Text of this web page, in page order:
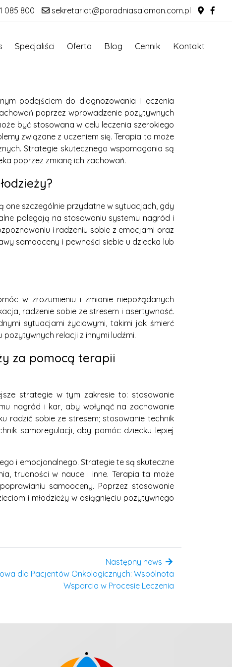
085 800 sekretariat@poradniasalomon.com.pl
Specjaliści Oferta Blog Cennik Kontakt
podejściem do diagnozowania i leczenia
poprzez wprowadzenie pozytywnych
być stosowana w celu leczenia szerokiego
związane z uczeniem się. Terapia ta może
Strategie skutecznego wspomagania są
poprzez zmianę ich zachowań.
one szczególnie przydatne w sytuacjach, gdy
polegają na stosowaniu systemu nagród i
i radzeniu sobie z emocjami oraz
samooceny i pewności siebie u dziecka lub
w zrozumieniu i zmianie niepożądanych
radzenie sobie ze stresem i asertywność.
sytuacjami życiowymi, takimi jak śmierć
relacji z innymi ludźmi.
za pomocą terapii
strategie w tym zakresie to: stosowanie
nagród i kar, aby wpłynąć na zachowanie
radzić sobie ze stresem; stosowanie technik
samoregulacji, aby pomóc dziecku lepiej
i emocjonalnego. Strategie te są skuteczne
trudności w nauce i inne. Terapia ta może
samooceny. Poprzez stosowanie
i młodzieży w osiągnięciu pozytywnego
Następny news
dla Pacjentów Onkologicznych: Wspólnota
Wsparcia w Procesie Leczenia